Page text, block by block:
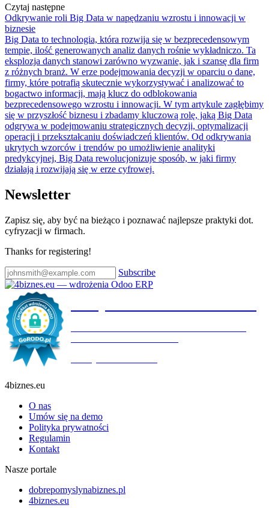
Czytaj następne
Odkrywanie roli Big Data w napędzaniu wzrostu i innowacji w
biznesie
Big Data to technologia, która rozwija się w bezprecedensowym
tempie, ilość generowanych analiz danych rośnie wykładniczo. Ta
eksplozja danych stanowi zarówno wyzwanie, jak i szansę dla firm
z różnych branż. W erze podejmowania decyzji w oparciu o dane,
firmy, które potrafią skutecznie wykorzystywać i analizować to
bogactwo informacji, mają klucz do odblokowania
bezprecedensowego wzrostu i innowacji. W tym artykule zagłębimy
się w przyszłość biznesu i zbadamy kluczową rolę, jaką Big Data
odgrywa w podejmowaniu strategicznych decyzji, optymalizacji
operacji i przekształcaniu doświadczeń klientów. Od odkrywania
ukrytych wzorców i trendów po umożliwienie analityki
predykcyjnej, Big Data rewolucjonizuje sposób, w jaki firmy
działają i rozwijają się w erze cyfrowej.
Newsletter
Zapisz się, aby być na bieżąco i poznawać najlepsze praktyki dot.
cyfryzacji w firmach.
Thanks for registering!
Subscribe
4biznes.eu
O nas
Umów się na demo
Polityka prywatności
Regulamin
Kontakt
Nasze portale
dobrepomyslynabiznes.pl
4biznes.eu